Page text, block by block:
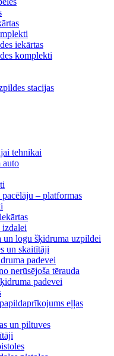
iekārtas
komplekti
stacijas
tehnikai
auto
– platformas
logu šķidruma uzpildei
un skaitītāji
padevei
nerūsējoša tērauda
padevei
eļļas
un piltuves